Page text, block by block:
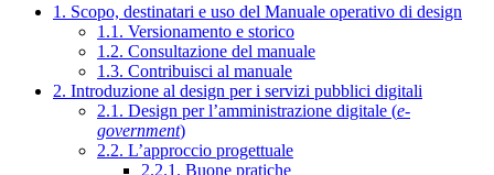
1. Scopo, destinatari e uso del Manuale operativo di design
1.1. Versionamento e storico
1.2. Consultazione del manuale
1.3. Contribuisci al manuale
2. Introduzione al design per i servizi pubblici digitali
2.1. Design per l’amministrazione digitale (e-
government)
2.2. L’approccio progettuale
2.2.1. Buone pratiche